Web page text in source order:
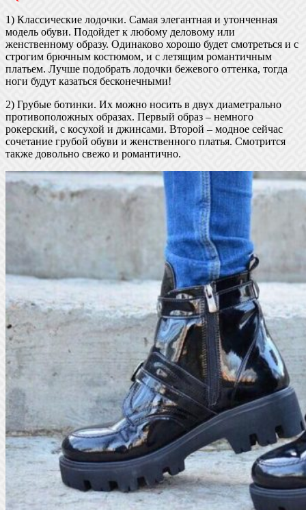
1) Классические лодочки. Самая элегантная и утонченная
модель обуви. Подойдет к любому деловому или
женственному образу. Одинаково хорошо будет смотреться и с
строгим брючным костюмом, и с летящим романтичным
платьем. Лучше подобрать лодочки бежевого оттенка, тогда
ноги будут казаться бесконечными!
2) Грубые ботинки. Их можно носить в двух диаметрально
противоположных образах. Первый образ – немного
рокерский, с косухой и джинсами. Второй – модное сейчас
сочетание грубой обуви и женственного платья. Смотрится
также довольно свежо и романтично.